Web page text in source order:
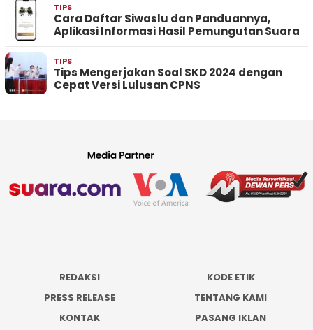
TIPS
Cara Daftar Siwaslu dan Panduannya,
Aplikasi Informasi Hasil Pemungutan Suara
TIPS
Tips Mengerjakan Soal SKD 2024 dengan
Cepat Versi Lulusan CPNS
REDAKSI
KODE ETIK
PRESS RELEASE
TENTANG KAMI
KONTAK
PASANG IKLAN